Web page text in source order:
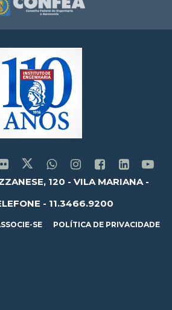
120 - VILA MARIANA -
- 11.3466.9200
SE POLÍTICA DE PRIVACIDADE